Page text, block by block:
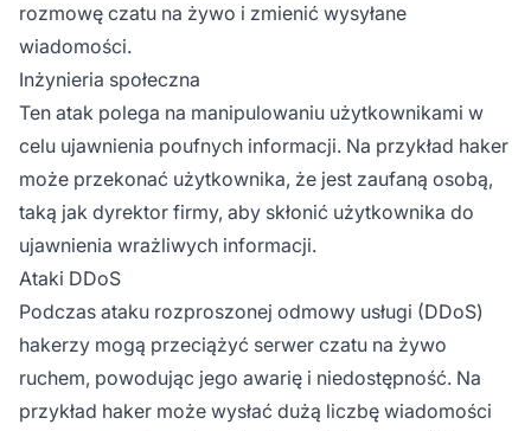
rozmowę czatu na żywo i zmienić wysyłane
wiadomości.
Inżynieria społeczna
Ten atak polega na manipulowaniu użytkownikami w
celu ujawnienia poufnych informacji. Na przykład haker
może przekonać użytkownika, że jest zaufaną osobą,
taką jak dyrektor firmy, aby skłonić użytkownika do
ujawnienia wrażliwych informacji.
Ataki DDoS
Podczas ataku rozproszonej odmowy usługi (DDoS)
hakerzy mogą przeciążyć serwer czatu na żywo
ruchem, powodując jego awarię i niedostępność. Na
przykład haker może wysłać dużą liczbę wiadomości